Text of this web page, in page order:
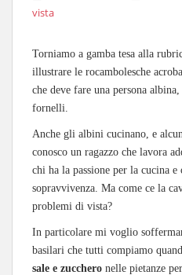
vista
Torniamo a gamba tesa alla
illustrare le rocambolesche
che deve fare una persona
fornelli.
Anche gli albini cucinano, e
conosco un ragazzo che lavora
chi ha la passione per la cucina
sopravvivenza. Ma come ce la
problemi di vista?
In particolare mi voglio
basilari che tutti compiamo
sale e zucchero nelle pietanze